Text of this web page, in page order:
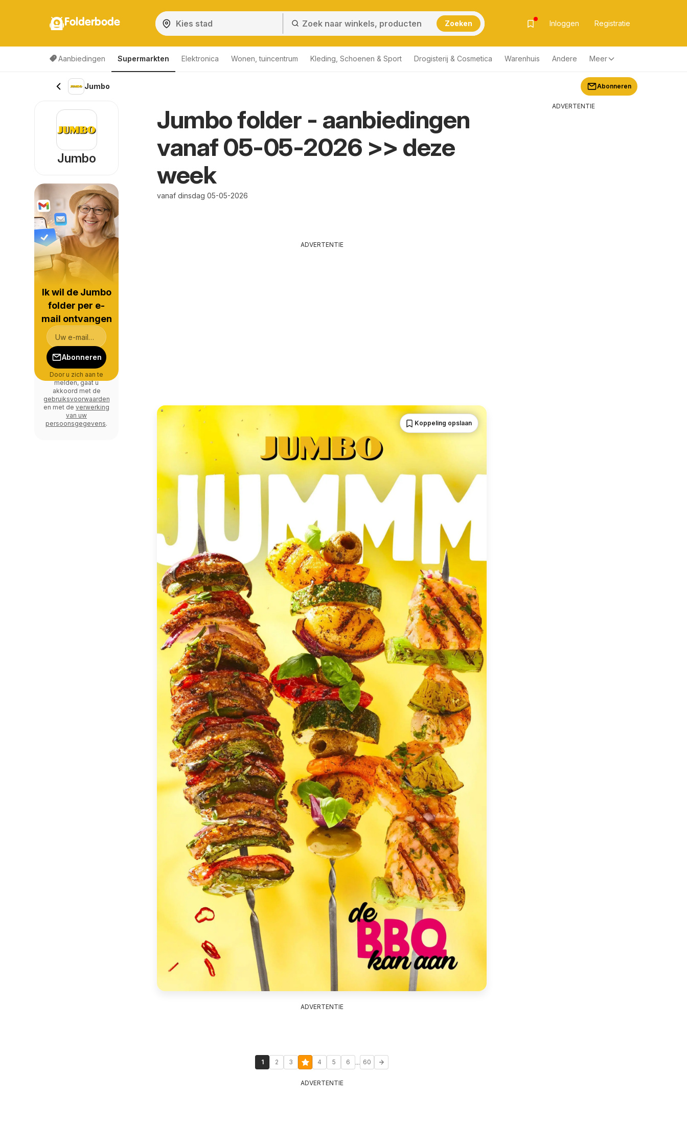
Folderbode Zoeken Inloggen Registratie
Aanbiedingen Supermarkten Elektronica Wonen, tuincentrum Kleding, Schoenen & Sport Drogisterij & Cosmetica Warenhuis Andere Meer
Jumbo Abonneren
Jumbo folder - aanbiedingen
vanaf 05-05-2026 >> deze
week
vanaf dinsdag 05-05-2026
ADVERTENTIE
Koppeling opslaan
ADVERTENTIE
1 2 3 4 5 6 ... 60
ADVERTENTIE
Jumbo
Ik wil de Jumbo
folder per e-
mail ontvangen
Abonneren
Door u zich aan te
melden, gaat u
akkoord met de
gebruiksvoorwaarden
en met de verwerking
van uw
persoonsgegevens.
ADVERTENTIE